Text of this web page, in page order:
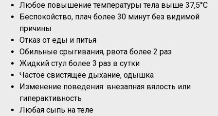
Любое повышение температуры тела выше 37,5°C
Беспокойство, плач более 30 минут без видимой
причины
Отказ от еды и питья
Обильные срыгивания, рвота более 2 раз
Жидкий стул более 3 раз в сутки
Частое свистящее дыхание, одышка
Изменение поведения: внезапная вялость или
гиперактивность
Любая сыпь на теле